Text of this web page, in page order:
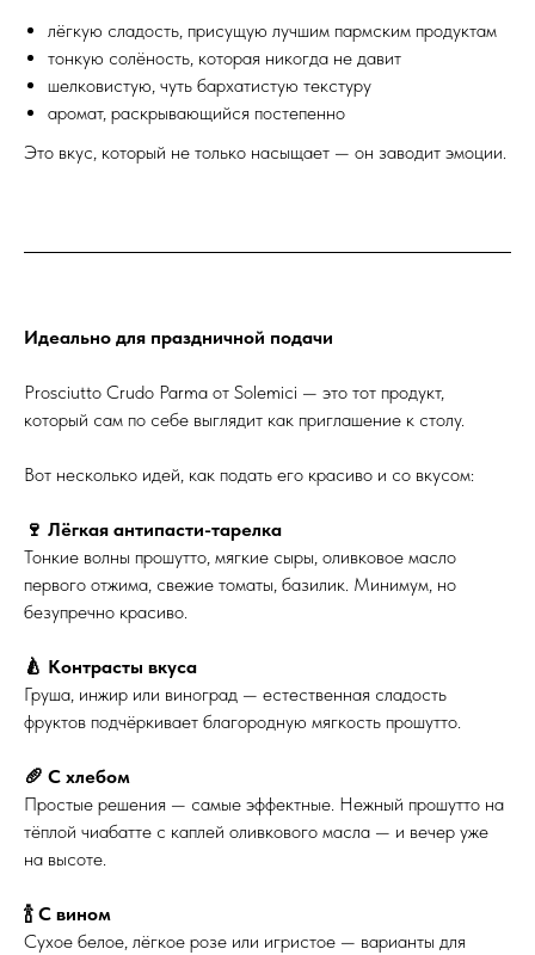
лёгкую сладость, присущую лучшим пармским продуктам
тонкую солёность, которая никогда не давит
шелковистую, чуть бархатистую текстуру
аромат, раскрывающийся постепенно
Это вкус, который не только насыщает — он заводит эмоции.
Идеально для праздничной подачи
Prosciutto Crudo Parma от Solemici — это тот продукт,
который сам по себе выглядит как приглашение к столу.
Вот несколько идей, как подать его красиво и со вкусом:
🍷 Лёгкая антипасти-тарелка
Тонкие волны прошутто, мягкие сыры, оливковое масло
первого отжима, свежие томаты, базилик. Минимум, но
безупречно красиво.
🍐 Контрасты вкуса
Груша, инжир или виноград — естественная сладость
фруктов подчёркивает благородную мягкость прошутто.
🥖 С хлебом
Простые решения — самые эффектные. Нежный прошутто на
тёплой чиабатте с каплей оливкового масла — и вечер уже
на высоте.
🍾 С вином
Сухое белое, лёгкое розе или игристое — варианты для